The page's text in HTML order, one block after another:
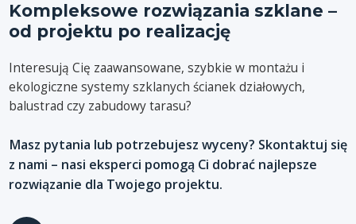
Kompleksowe rozwiązania szklane –
od projektu po realizację
Interesują Cię zaawansowane, szybkie w montażu i
ekologiczne systemy szklanych ścianek działowych,
balustrad czy zabudowy tarasu?
Masz pytania lub potrzebujesz wyceny? Skontaktuj się
z nami – nasi eksperci pomogą Ci dobrać najlepsze
rozwiązanie dla Twojego projektu.